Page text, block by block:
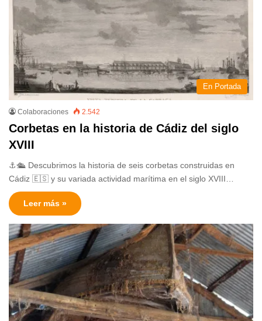
En Portada
Colaboraciones 2.542
Corbetas en la historia de Cádiz del siglo
XVIII
⚓️🛳️ Descubrimos la historia de seis corbetas construidas en
Cádiz 🇪🇸 y su variada actividad marítima en el siglo XVIII…
Leer más »